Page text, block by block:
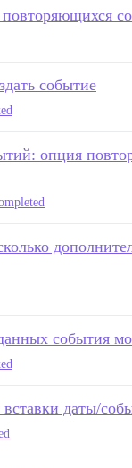
событие
опция
события
даты/